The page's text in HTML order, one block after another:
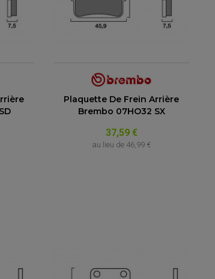
Plaquette De Frein Arrière
Brembo 07HO32 SX
37,59 €
au lieu de 46,99 €